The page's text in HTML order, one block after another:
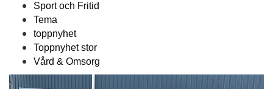
Sport och Fritid
Tema
toppnyhet
Toppnyhet stor
Vård & Omsorg